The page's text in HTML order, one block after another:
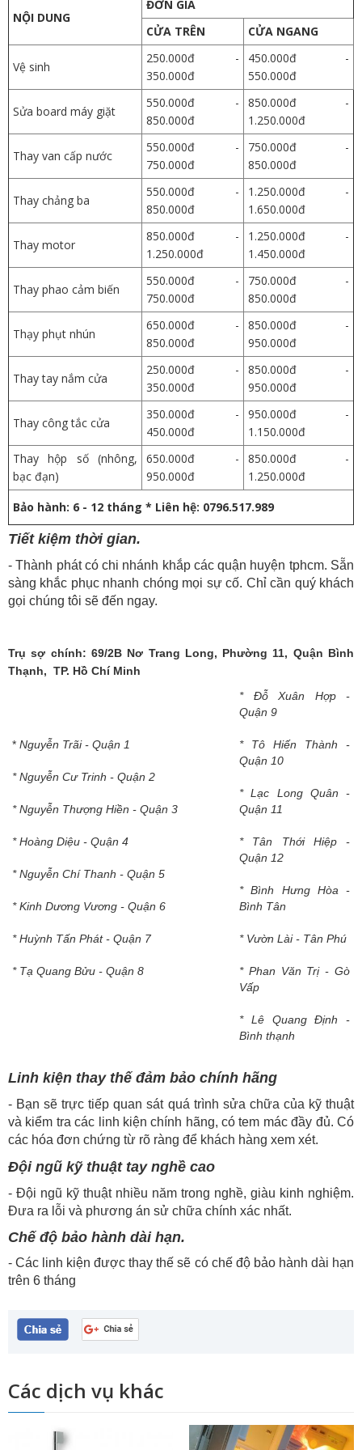
NỘI DUNG
ĐƠN GIÁ
CỬA TRÊN
CỬA NGANG
Vệ sinh
250.000đ -
350.000đ
450.000đ -
550.000đ
Sửa board máy giặt
550.000đ -
850.000đ
850.000đ -
1.250.000đ
Thay van cấp nước
550.000đ -
750.000đ
750.000đ -
850.000đ
Thay chảng ba
550.000đ -
850.000đ
1.250.000đ -
1.650.000đ
Thay motor
850.000đ -
1.250.000đ
1.250.000đ -
1.450.000đ
Thay phao cảm biến
550.000đ -
750.000đ
750.000đ -
850.000đ
Thạy phụt nhún
650.000đ -
850.000đ
850.000đ -
950.000đ
Thay tay nắm cửa
250.000đ -
350.000đ
850.000đ -
950.000đ
Thay công tắc cửa
350.000đ -
450.000đ
950.000đ -
1.150.000đ
Thay hộp số (nhông,
bạc đạn)
650.000đ -
950.000đ
850.000đ -
1.250.000đ
Bảo hành: 6 - 12 tháng * Liên hệ: 0796.517.989
Tiết kiệm thời gian.
- Thành phát có chi nhánh khắp các quận huyện tphcm. Sẵn
sàng khắc phục nhanh chóng mọi sự cố. Chỉ cần quý khách
gọi chúng tôi sẽ đến ngay.
Trụ sợ chính: 69/2B Nơ Trang Long, Phường 11, Quận Bình
Thạnh, TP. Hồ Chí Minh
* Nguyễn Trãi - Quận 1
* Nguyễn Cư Trinh - Quận 2
* Nguyễn Thượng Hiền - Quận 3
* Hoàng Diệu - Quận 4
* Nguyễn Chí Thanh - Quận 5
* Kinh Dương Vương - Quận 6
* Huỳnh Tấn Phát - Quận 7
* Tạ Quang Bửu - Quận 8
* Đỗ Xuân Hợp -
Quận 9
* Tô Hiến Thành -
Quận 10
* Lạc Long Quân -
Quận 11
* Tân Thới Hiệp -
Quận 12
* Bình Hưng Hòa -
Bình Tân
* Vườn Lài - Tân Phú
* Phan Văn Trị - Gò
Vấp
* Lê Quang Định -
Bình thạnh
Linh kiện thay thế đảm bảo chính hãng
- Bạn sẽ trực tiếp quan sát quá trình sửa chữa của kỹ thuật
và kiểm tra các linh kiện chính hãng, có tem mác đầy đủ. Có
các hóa đơn chứng từ rõ ràng để khách hàng xem xét.
Đội ngũ kỹ thuật tay nghề cao
- Đội ngũ kỹ thuật nhiều năm trong nghề, giàu kinh nghiệm.
Đưa ra lỗi và phương án sử chữa chính xác nhất.
Chế độ bảo hành dài hạn.
- Các linh kiện được thay thế sẽ có chế độ bảo hành dài hạn
trên 6 tháng
Các dịch vụ khác